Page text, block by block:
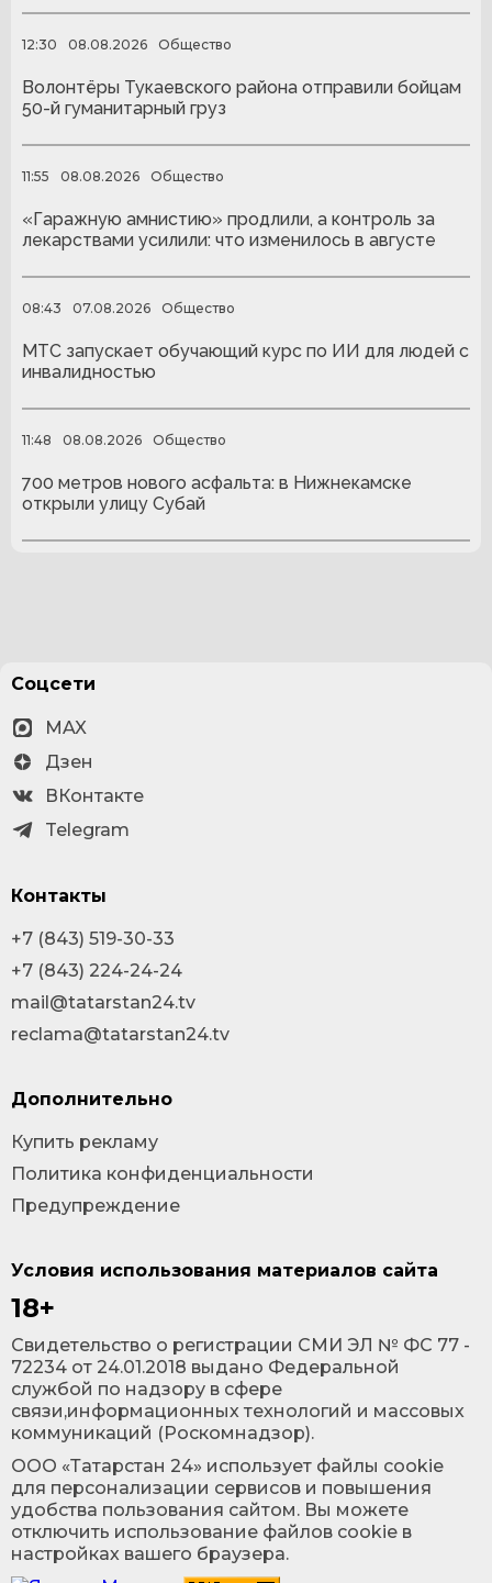
12:30 08.08.2026 Общество
Волонтёры Тукаевского района отправили бойцам
50-й гуманитарный груз
11:55 08.08.2026 Общество
«Гаражную амнистию» продлили, а контроль за
лекарствами усилили: что изменилось в августе
08:43 07.08.2026 Общество
МТС запускает обучающий курс по ИИ для людей с
инвалидностью
11:48 08.08.2026 Общество
700 метров нового асфальта: в Нижнекамске
открыли улицу Субай
Условия использования материалов сайта
18+
Cвидетельство о регистрации СМИ ЭЛ № ФС 77 -
72234 от 24.01.2018 выдано Федеральной
службой по надзору в сфере
связи,информационных технологий и массовых
коммуникаций (Роскомнадзор).
ООО «Татарстан 24» использует файлы cookie
для персонализации сервисов и повышения
удобства пользования сайтом. Вы можете
отключить использование файлов cookie в
настройках вашего браузера.
Соцсети
MAX
Дзен
ВКонтакте
Telegram
Контакты
+7 (843) 519-30-33
+7 (843) 224-24-24
mail@tatarstan24.tv
reclama@tatarstan24.tv
Дополнительно
Купить рекламу
Политика конфиденциальности
Предупреждение